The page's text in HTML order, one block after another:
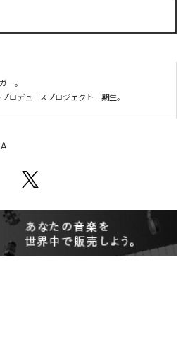
ー。
ロデュースプロジェクト一期生。